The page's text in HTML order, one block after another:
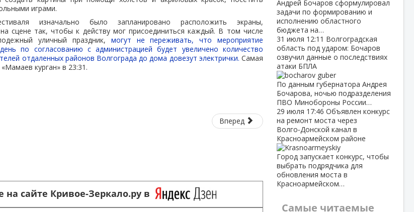
играми.
изначально было запланировано расположить экраны,
сцене так, чтобы к действу мог присоединиться каждый. В том числе
уличный праздник, могут не переживать, что мероприятие
по согласованию с администрацией будет увеличено количество
отдаленных районов Волгограда до дома довезут электрички. Самая
курган» в 23:31.
Вперед
на сайте Кривое-Зеркало.ру в
Андрей Бочаров сформулировал
задачи по формированию и
исполнению областного
бюджета на…
31 июля 12:11 Волгоградская
область под ударом: Бочаров
озвучил данные о последствиях
атаки БПЛА
По данным губернатора Андрея
Бочарова, ночью подразделения
ПВО Минобороны России…
29 июля 17:46 Объявлен конкурс
на ремонт моста через
Волго‑Донской канал в
Красноармейском районе
Город запускает конкурс, чтобы
выбрать подрядчика для
обновления моста в
Красноармейском…
Самые читаемые